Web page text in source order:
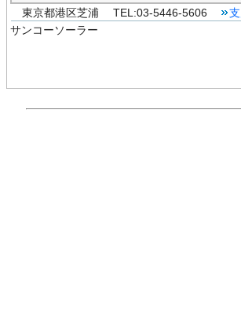
東京都港区芝浦 TEL:03-5446-5606
サンコーソーラー